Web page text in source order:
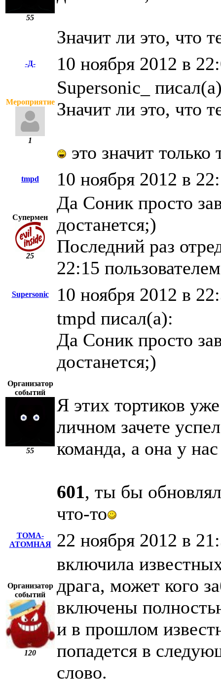
55
Значит ли это, что
-Д- 10 ноября 2012 в
Мероприятие
1
Supersonic_
Значит ли это, что
это значит
tmpd 10 ноября 2012 в
Супермен
25
Да Соник просто
достанется;)
Последний раз
22:15
Supersonic 10 ноября 2012 в
Организатор
событий
55
tmpd писал(а):
Да Соник просто
достанется;)
Я этих тортиков
личном зачете
команда, а она у
601, ты бы
что-то
ТОМА-
АТОМНАЯ
22 ноября 2012 в
Организатор
событий
120
включила
драга, может кого
включены
и в прошлом
попадется в
слово.